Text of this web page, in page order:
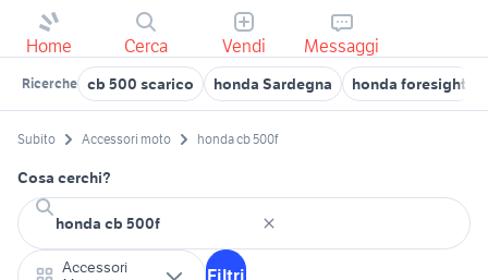
Home Cerca Vendi Messaggi
Ricerche cb 500 scarico honda Sardegna honda foresight
Subito Accessori moto honda cb 500f
Cosa cerchi?
Accessori